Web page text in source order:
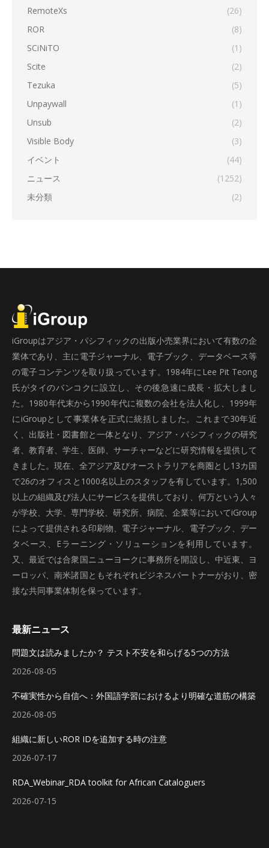
RemoteXs
(26)
ROR
(8)
SCiNiTO
(1)
Scite
(2)
Tezuka
(5)
Unpaywall
(1)
Unsub
(2)
Visible Body
(3)
イベント
(44)
ニュース
(1252)
未分類
(2)
iGroupはアジア・パシフィックの出版小売業界において有数の企
業体であり、主に電子ジャーナル、電子ブック、データベース等
の電子コンテンツを取り扱っています。1984年にLee Pit Teong
氏がタイのバンコクに設立し、その後急速に成長・拡大しまし
た。1980年代末から1990年代に複数の会社を法人化し、1999年
にiGroupとして事業体を正式に統括しました。これまで30年近
く、出版社・図書館と一体となり、アジア・パシフィックの研究
者、教育者、学生、医師、サーチャーなどに研究情報を提供して
きました。現在、全アジア及びオーストラリアを商圏とし13カ国
で26のオフィスと1000名以上のスタッフを有しています。1,500
以上の組織及び法人にサービスを提供しており、何万という人々
が学校、大学、専門学校、研究所、病院、企業等においてiGroup
によって提供される印刷物、電子ジャーナル、電子ブック、デー
タベース、Eラーニング・ソリューションを利用しています。
又、最近では合衆国ニューヨークに事務所を開設し、中近東、ヨ
ーロッパ、南米諸国ともそれぞれビジネスパートナーがおり、密
接な共同事業体制を保っています。
最新ニュース
問題文は読みましたか？ テスト不安を和らげる5つの方法
2026-08-05
不確実性から自信へ：外国語学習におけるより明確な道筋の構築
2026-08-05
組織に新しいROR IDを追加する時の注意
2026-07-17
RDA_Webinar_RDA toolkit for African Cataloguers
2026-07-15